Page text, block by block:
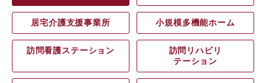
居宅介護支援事業所 小規模多機能ホーム
訪問看護ステーション
訪問リハビリ
テーション